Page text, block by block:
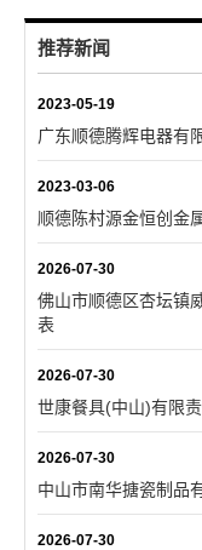
推荐新闻
2023-05-19
广东顺德腾辉电器有
2023-03-06
顺德陈村源金恒创金
2026-07-30
佛山市顺德区杏坛镇
表
2026-07-30
世康餐具(中山)有限
2026-07-30
中山市南华搪瓷制品
2026-07-30